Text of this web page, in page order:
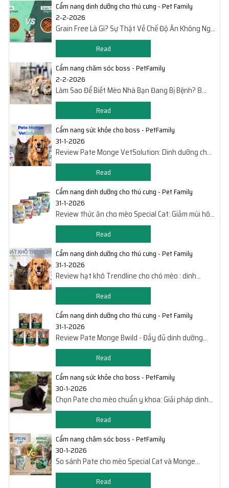
Cẩm nang dinh dưỡng cho thú cưng - Pet Family
2-2-2026
Grain Free Là Gì? Sự Thật Về Chế Độ Ăn Không Ngũ
Cốc Của Chó Mèo
Read
Cẩm nang chăm sóc boss - PetFamily
2-2-2026
Làm Sao Để Biết Mèo Nhà Bạn Đang Bị Bệnh? 8
Dấu Hiệu Dễ Phát Hiện
Read
Cẩm nang sức khỏe cho boss - PetFamily
31-1-2026
Review Pate Monge VetSolution: Dinh dưỡng cho
thú cưng bị bệnh
Read
Cẩm nang dinh dưỡng cho thú cưng - Pet Family
31-1-2026
Review thức ăn cho mèo Special Cat: Giảm mùi hôi
&ngừa sỏi thận
Read
Cẩm nang dinh dưỡng cho thú cưng - Pet Family
31-1-2026
Review hạt khô Trendline cho chó mèo : dinh
dưỡng cao - giá hạt dẻ
Read
Cẩm nang dinh dưỡng cho thú cưng - Pet Family
31-1-2026
Review Pate Monge Bwild - Đầy đủ dinh dưỡng
cho thú cưng nhà bạn
Read
Cẩm nang sức khỏe cho boss - PetFamily
30-1-2026
Chọn Pate cho mèo chuẩn y khoa: Giải pháp dinh
dưỡng theo thể trạng
Read
Cẩm nang chăm sóc boss - PetFamily
30-1-2026
So sánh Pate cho mèo Special Cat và Monge
BWild: Bên nào chất hơn?
Read